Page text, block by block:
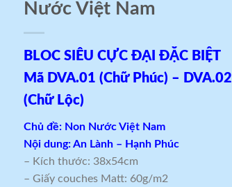
Nước Việt Nam
BLOC SIÊU CỰC ĐẠI ĐẶC BIỆT
Mã DVA.01 (Chữ Phúc) – DVA.02
(Chữ Lộc)
Chủ đề: Non Nước Việt Nam
Nội dung: An Lành – Hạnh Phúc
– Kích thước: 38x54cm
– Giấy couches Matt: 60g/m2